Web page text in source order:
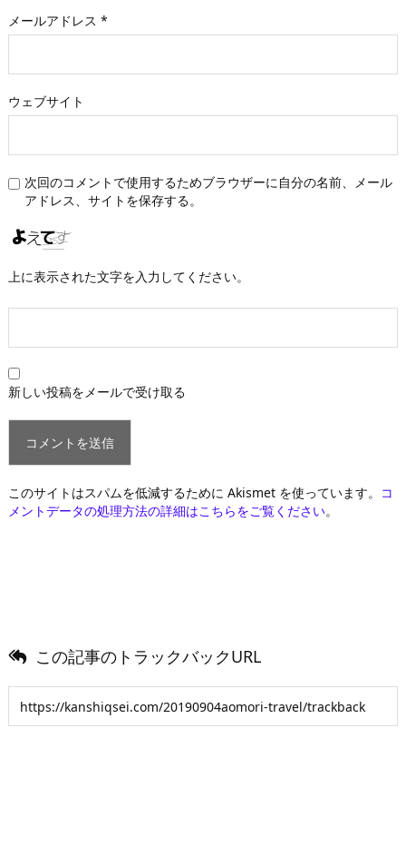
メールアドレス *
ウェブサイト
次回のコメントで使用するためブラウザーに自分の名前、メール
アドレス、サイトを保存する。
上に表示された文字を入力してください。
新しい投稿をメールで受け取る
このサイトはスパムを低減するために Akismet を使っています。 コ
メントデータの処理方法の詳細はこちらをご覧ください。
この記事のトラックバックURL